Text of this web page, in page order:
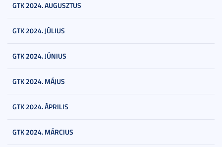
GTK 2024. AUGUSZTUS
GTK 2024. JÚLIUS
GTK 2024. JÚNIUS
GTK 2024. MÁJUS
GTK 2024. ÁPRILIS
GTK 2024. MÁRCIUS